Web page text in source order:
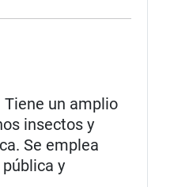
un amplio
insectos y
Se emplea
y